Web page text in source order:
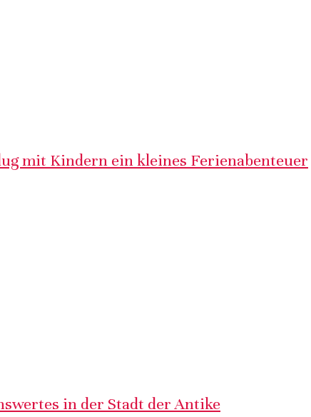
mit Kindern ein kleines Ferienabenteuer
in der Stadt der Antike